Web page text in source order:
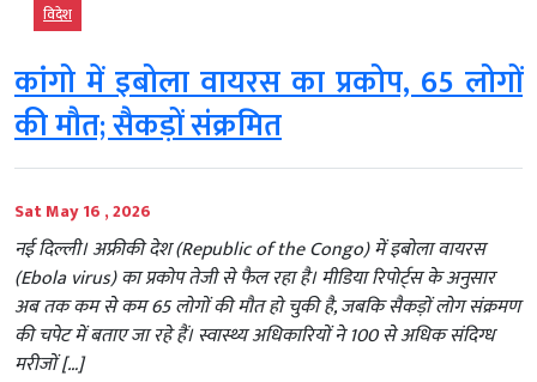
विदेश
कांगो में इबोला वायरस का प्रकोप, 65 लोगों
की मौत; सैकड़ों संक्रमित
Sat May 16 , 2026
नई दिल्ली। अफ्रीकी देश (Republic of the Congo) में इबोला वायरस
(Ebola virus) का प्रकोप तेजी से फैल रहा है। मीडिया रिपोर्ट्स के अनुसार
अब तक कम से कम 65 लोगों की मौत हो चुकी है, जबकि सैकड़ों लोग संक्रमण
की चपेट में बताए जा रहे हैं। स्वास्थ्य अधिकारियों ने 100 से अधिक संदिग्ध
मरीजों […]